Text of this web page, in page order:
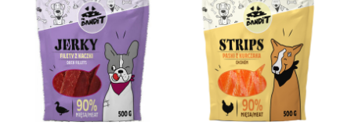
ВО КОШНИЧКА ВО КОШНИЧКА